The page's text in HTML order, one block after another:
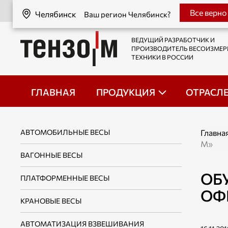
Челябинск Ваш регион Челябинск?
Челябинск Все верно
ВЕДУЩИЙ РАЗРАБОТЧИК И
ПРОИЗВОДИТЕЛЬ
ТЕХНИКИ В РОССИИ
ГЛАВНАЯ ПРОДУКЦИЯ
АВТОМОБИЛЬНЫЕ ВЕСЫ
ВАГОННЫЕ ВЕСЫ
ПЛАТФОРМЕННЫЕ ВЕСЫ
КРАНОВЫЕ ВЕСЫ
АВТОМАТИЗАЦИЯ ВЗВЕШИВАНИЯ
М»